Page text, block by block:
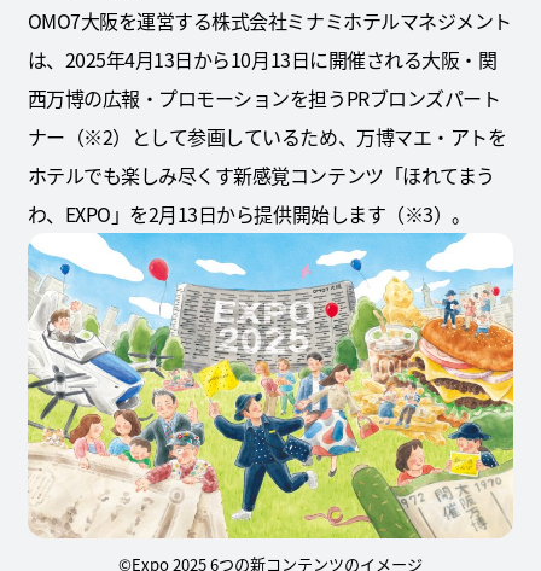
OMO7大阪を運営する株式会社ミナミホテルマネジメント
は、2025年4月13日から10月13日に開催される大阪・関
西万博の広報・プロモーションを担うPRブロンズパート
ナー（※2）として参画しているため、万博マエ・アトを
ホテルでも楽しみ尽くす新感覚コンテンツ「ほれてまう
わ、EXPO」を2月13日から提供開始します（※3）。
©Expo 2025 6つの新コンテンツのイメージ